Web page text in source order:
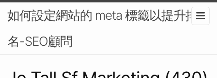
如何設定網站的 meta 標籤以提升排
名-SEO顧問